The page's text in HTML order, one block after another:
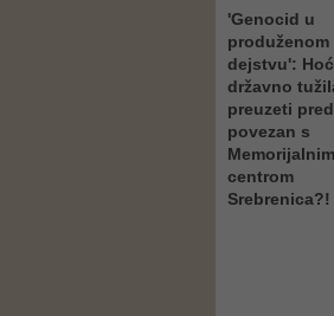
'Genocid u
produženom
dejstvu':
državno
preuzeti
povezan s
Memorijalnim
centrom
Srebrenica?!